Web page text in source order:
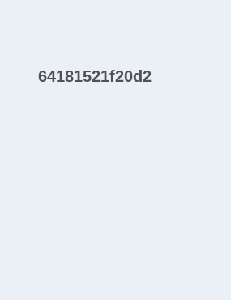
64181521f20d2